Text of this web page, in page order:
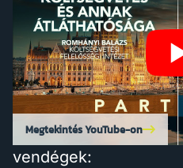
Megtekintés YouTube-on
vendégek: